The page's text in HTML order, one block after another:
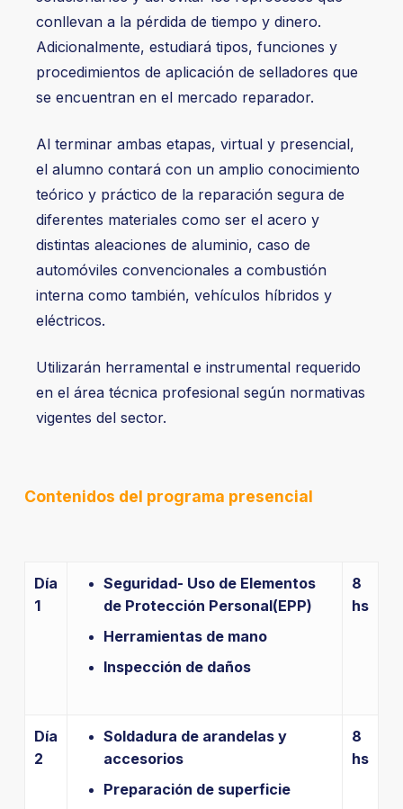
conllevan a la pérdida de tiempo y dinero.
Adicionalmente, estudiará tipos, funciones y
procedimientos de aplicación de selladores que
se encuentran en el mercado reparador.
Al terminar ambas etapas, virtual y presencial,
el alumno contará con un amplio conocimiento
teórico y práctico de la reparación segura de
diferentes materiales como ser el acero y
distintas aleaciones de aluminio, caso de
automóviles convencionales a combustión
interna como también, vehículos híbridos y
eléctricos.
Utilizarán herramental e instrumental requerido
en el área técnica profesional según normativas
vigentes del sector.
Contenidos del programa presencial
Día
1
Seguridad- Uso de Elementos
de Protección Personal(EPP)
Herramientas de mano
Inspección de daños
8
hs
Día
2
Soldadura de arandelas y
accesorios
Preparación de superficie
8
hs